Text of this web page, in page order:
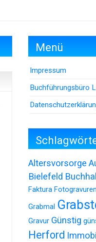
Menü
Impressum
Buchführungsbüro
Altersvorsorge
Bielefeld
Faktura Fotogravuren
Grabmal
Gravur Günstig
Herford